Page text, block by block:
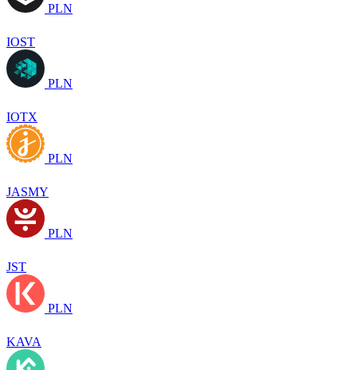
PLN
IOST
PLN
IOTX
PLN
JASMY
PLN
JST
PLN
KAVA